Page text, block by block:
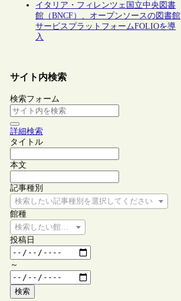
イタリア・フィレンツェ国立中央図書
館（BNCF）、オープンソースの図書館
サービスプラットフォームFOLIOを導
入
サイト内検索
検索フォーム
詳細検索
タイトル
本文
記事種別
検索したい記事種別を選択してください
館種
検索したい館種を選択してください
投稿日
～
検索